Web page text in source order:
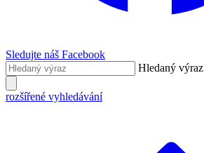
Sledujte náš Facebook
Hledaný výraz
rozšířené vyhledávání